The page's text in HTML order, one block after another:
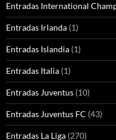
Entradas International
Entradas Irlanda (1)
Entradas Islandia (1)
Entradas Italia (1)
Entradas Juventus (10)
Entradas Juventus FC (43)
Entradas La Liga (270)